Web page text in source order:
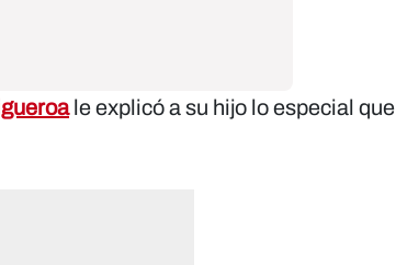
le explicó a su hijo lo especial que